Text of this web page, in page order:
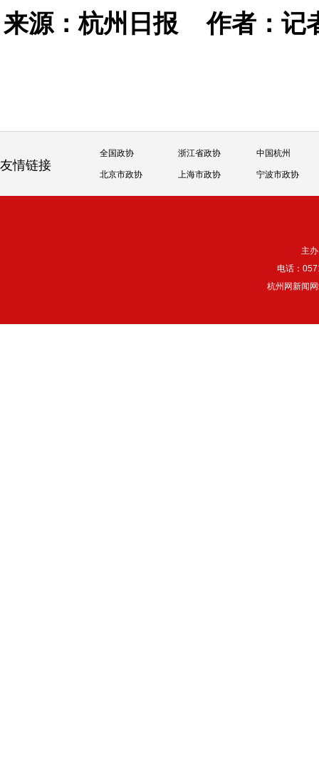
来源：杭州日报作者：记
友情链接
全国政协 浙江省政协 中国杭州
北京市政协 上海市政协 宁波市政协
主
电话：
杭州网新闻